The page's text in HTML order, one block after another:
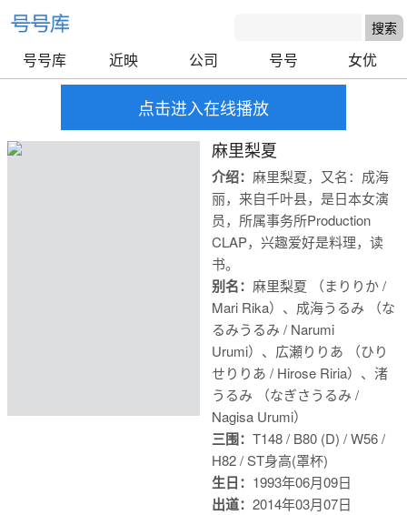
号号库 近映 公司 号号 女优
点击进入在线播放
麻里梨夏
介绍： 麻里梨夏，又名：成海
丽，来自千叶县，是日本女演
员，所属事务所Production
CLAP，兴趣爱好是料理，读
书。
别名： 麻里梨夏 （まりりか /
Mari Rika）、成海うるみ （な
るみうるみ / Narumi
Urumi）、広瀬りりあ （ひり
せりりあ / Hirose Riria）、渚
うるみ （なぎさうるみ /
Nagisa Urumi）
三围： T148 / B80 (D) / W56 /
H82 / ST身高(罩杯)
生日： 1993年06月09日
出道： 2014年03月07日